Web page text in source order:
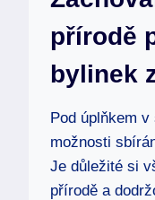
přírodě
bylinek
Pod úplňkem
možnosti
Je důležité si
přírodě a